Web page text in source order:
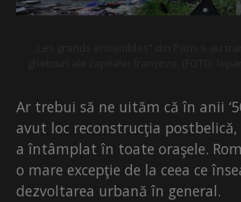
Ar trebui să ne uităm că în anii
avut loc reconstrucţia postbelică,
a întâmplat în toate oraşele.
o mare excepţie de la ceea ce
dezvoltarea urbană în general.